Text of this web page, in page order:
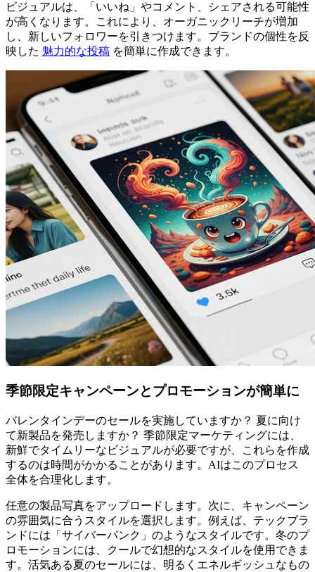
ビジュアルは、「いいね」やコメント、シェアされる可能性
が高くなります。これにより、オーガニックリーチが増加
し、新しいフォロワーを引きつけます。ブランドの個性を反
映した 魅力的な投稿 を簡単に作成できます。
季節限定キャンペーンとプロモーションが簡単に
バレンタインデーのセールを実施していますか？ 夏に向け
て新製品を発売しますか？ 季節限定マーケティングには、
新鮮でタイムリーなビジュアルが必要ですが、これらを作成
するのは時間がかかることがあります。AIはこのプロセス
全体を合理化します。
任意の製品写真をアップロードします。次に、キャンペーン
の雰囲気に合うスタイルを選択します。例えば、テックブラ
ンドには「サイバーパンク」のようなスタイルです。冬のプ
ロモーションには、クールで幻想的なスタイルを使用できま
す。活気ある夏のセールには、明るくエネルギッシュなもの